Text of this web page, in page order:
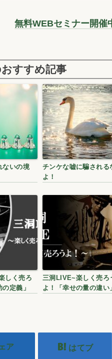
無料WEBセミナー開催
すすめ記事
ないの境
チンケな嘘に騙される
よ！
しく売ろ
定義」
三洞LIVE~楽しく売ろ
よ！「幸せの量の違い
ア はてブ